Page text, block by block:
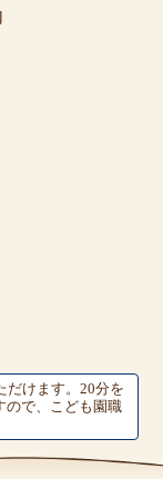
だけます。20分を
ので、こども園職